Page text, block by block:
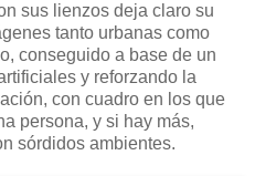
sus lienzos deja claro su
tanto urbanas como
conseguido a base de un
y reforzando la
con cuadro en los que
persona, y si hay más,
sórdidos ambientes.